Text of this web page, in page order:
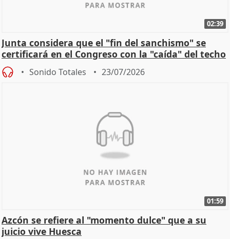
02:39
Junta considera que el "fin del sanchismo" se
certificará en el Congreso con la "caída" del techo
de
Sonido Totales 23/07/2026
01:59
Azcón se refiere al "momento dulce" que a su
juicio vive Huesca